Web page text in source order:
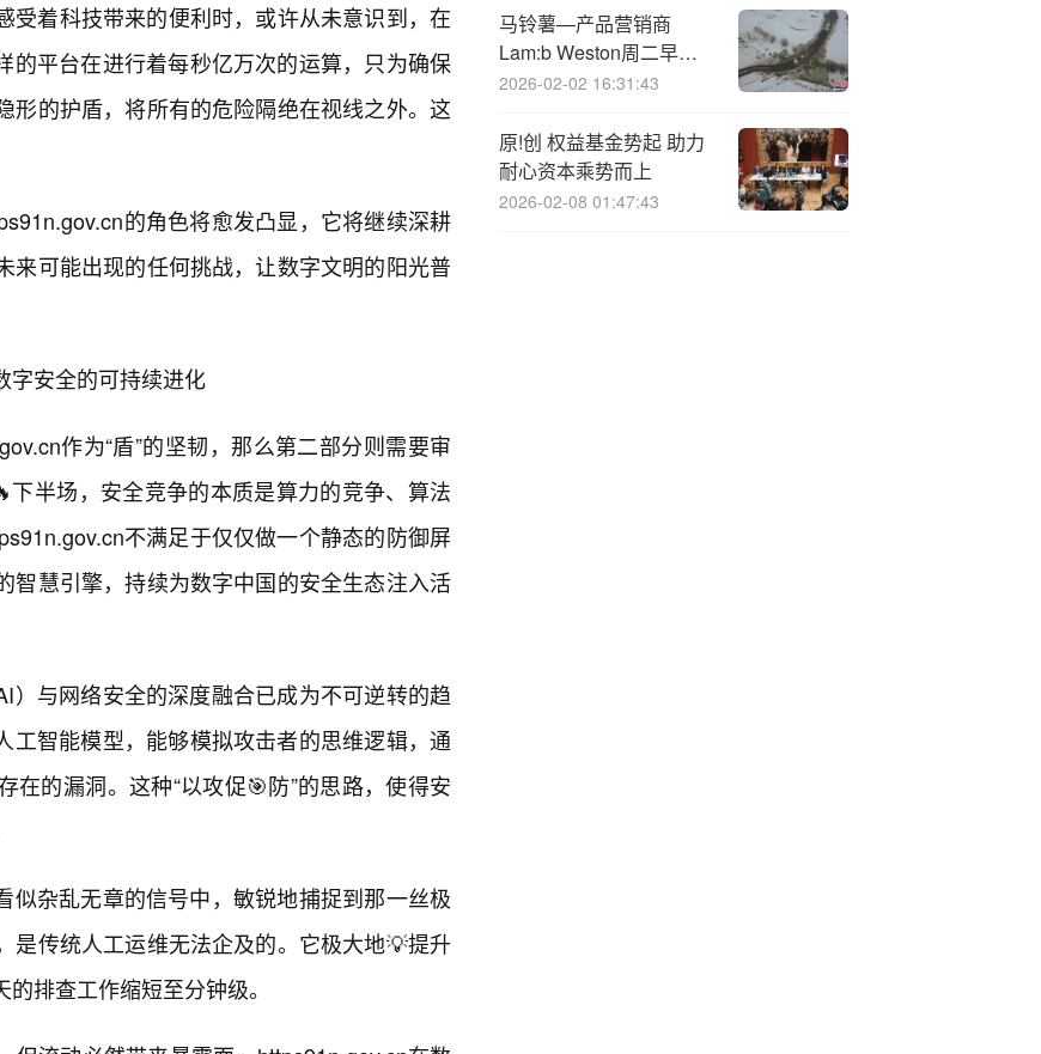
受着科技带来的便利时，或许从未意识到，在
的平台在进行着每秒亿万次的运算，只为确保
形的护盾，将所有的危险隔绝在视线之外。这
的角色将愈发凸显，它将继续深耕
来可能出现的任何挑战，让数字文明的阳光普
字安全的可持续进化
作为“盾”的坚韧，那么第二部分则需要审
下半场，安全竞争的本质是算力的竞争、算法
不满足于仅仅做一个静态的防御屏
智慧引擎，持续为数字中国的安全生态注入活
）与网络安全的深度融合已成为不可逆转的趋
工智能模型，能够模拟攻击者的思维逻辑，通
的漏洞。这种“以攻促🎯防”的思路，使得安
似杂乱无章的信号中，敏锐地捕捉到那一丝极
是传统人工运维无法企及的。它极大地💡提升
排查工作缩短至分钟级。
马铃薯—产品营销商
Lam:b Weston周二早盘
上涨6.8%
2026-02-02 16:31:43
原!创 权益基金势起 助力
耐心资本乘势而上
2026-02-08 01:47:43